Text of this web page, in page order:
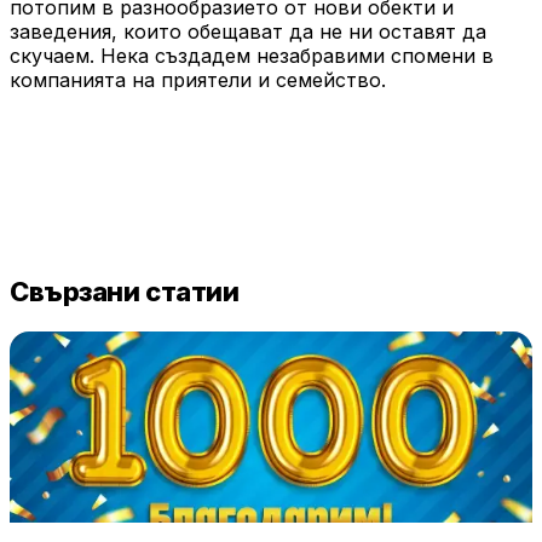
потопим в разнообразието от нови обекти и
заведения, които обещават да не ни оставят да
скучаем. Нека създадем незабравими спомени в
компанията на приятели и семейство.
Свързани статии